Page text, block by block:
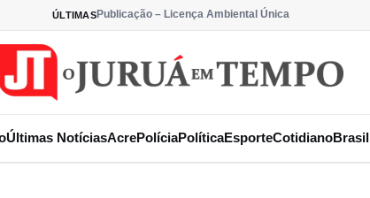
ÚLTIMASPublicação – Licença Ambiental Única
Últimas NotíciasAcrePolíciaPolíticaEsporteCotidianoBrasil